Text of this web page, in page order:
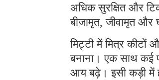
अधिक सुरक्षित और
बीजामृत, जीवामृत और
मिट्टी में मित्र कीटों
बनाना। एक साथ
आय बढ़े। इसी कड़ी में